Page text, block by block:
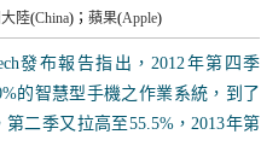
陸(China)； 蘋果(Apple)
發布報告指出，2012年第四季
的智慧型手機之作業系統，到了
二季又拉高至55.5%，2013年第